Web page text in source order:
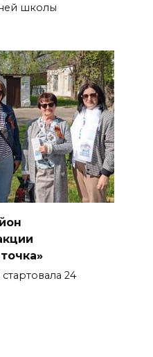
школы
24